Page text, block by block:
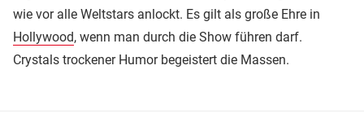
wie vor alle Weltstars anlockt. Es gilt als große Ehre in
Hollywood, wenn man durch die Show führen darf.
Crystals trockener Humor begeistert die Massen.